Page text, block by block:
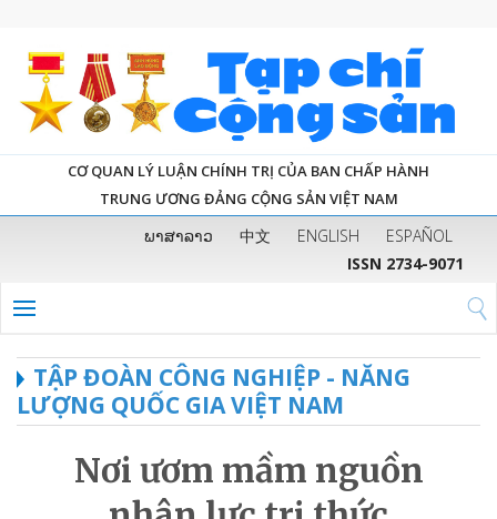
CƠ QUAN LÝ LUẬN CHÍNH TRỊ CỦA BAN CHẤP HÀNH
TRUNG ƯƠNG ĐẢNG CỘNG SẢN VIỆT NAM
ພາສາລາວ 中文 ENGLISH
ESPAÑOL
ISSN 2734-9071
TẬP ĐOÀN CÔNG NGHIỆP - NĂNG
LƯỢNG QUỐC GIA VIỆT NAM
Nơi ươm mầm nguồn